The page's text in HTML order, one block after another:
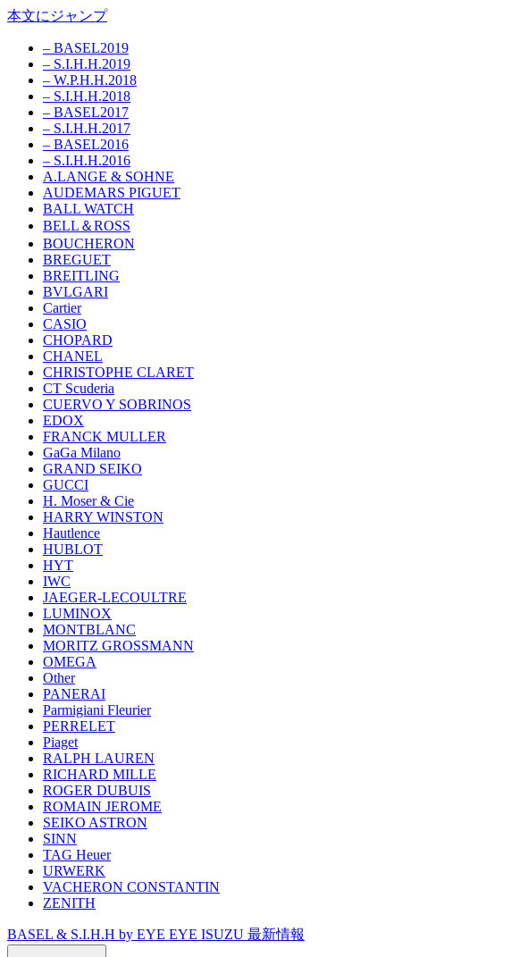
本文にジャンプ
– BASEL2019
– S.I.H.H.2019
– W.P.H.H.2018
– S.I.H.H.2018
– BASEL2017
– S.I.H.H.2017
– BASEL2016
– S.I.H.H.2016
A.LANGE & SOHNE
AUDEMARS PIGUET
BALL WATCH
BELL＆ROSS
BOUCHERON
BREGUET
BREITLING
BVLGARI
Cartier
CASIO
CHOPARD
CHANEL
CHRISTOPHE CLARET
CT Scuderia
CUERVO Y SOBRINOS
EDOX
FRANCK MULLER
GaGa Milano
GRAND SEIKO
GUCCI
H. Moser & Cie
HARRY WINSTON
Hautlence
HUBLOT
HYT
IWC
JAEGER-LECOULTRE
LUMINOX
MONTBLANC
MORITZ GROSSMANN
OMEGA
Other
PANERAI
Parmigiani Fleurier
PERRELET
Piaget
RALPH LAUREN
RICHARD MILLE
ROGER DUBUIS
ROMAIN JEROME
SEIKO ASTRON
SINN
TAG Heuer
URWERK
VACHERON CONSTANTIN
ZENITH
BASEL & S.I.H.H by EYE EYE ISUZU 最新情報